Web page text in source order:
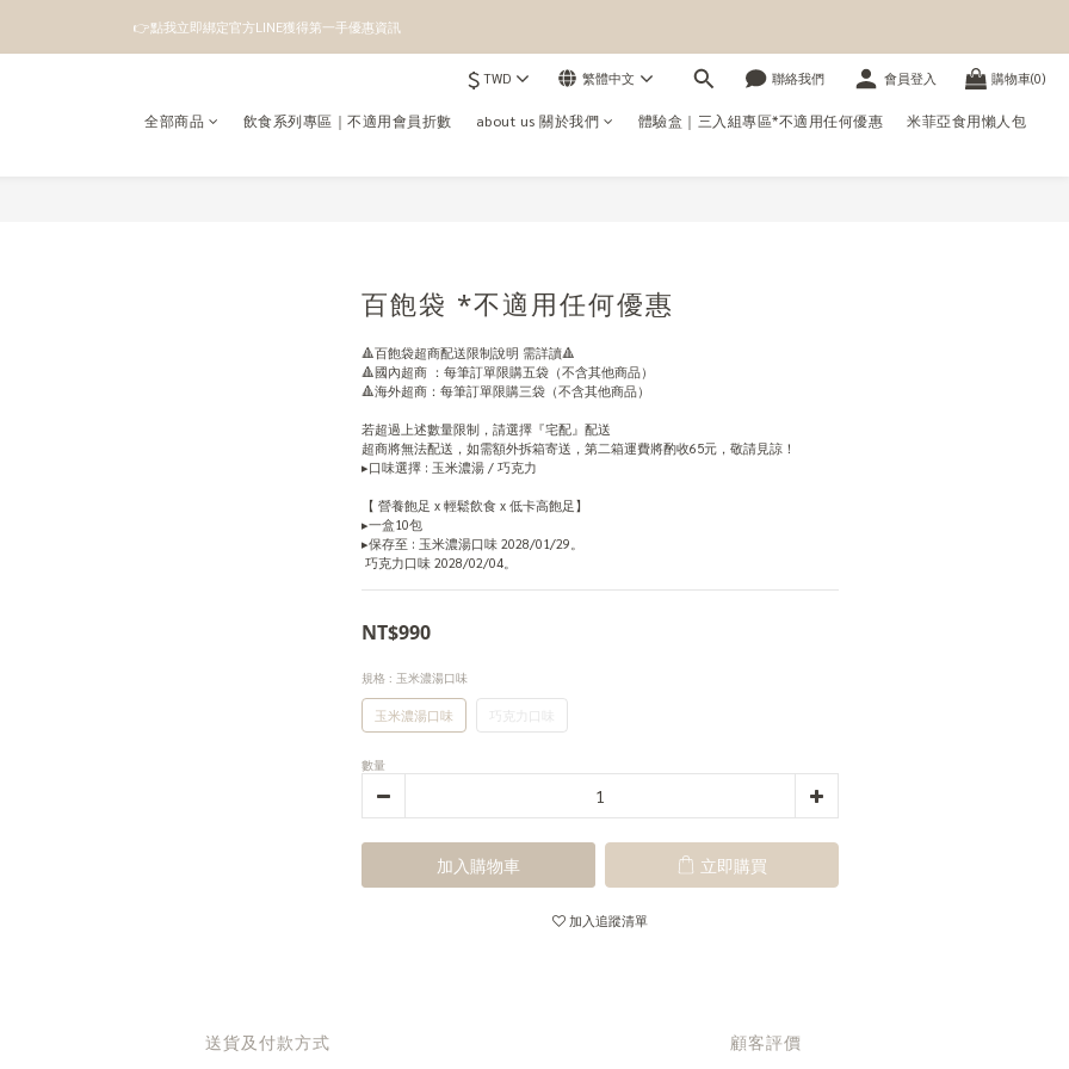
👉點我立即綁定官方LINE獲得第一手優惠資訊
註冊成為新會員即領100元購物金
$ TWD 繁體中文 聯絡我們 會員登入 購物車(0)
全部商品 飲食系列專區｜不適用會員折數 about us 關於我們 體驗盒｜三入組專區*不適用任何優惠 米菲亞食用懶人包
百飽袋 *不適用任何優惠
🔺百飽袋超商配送限制說明 需詳讀🔺
🔺國內超商 ：每筆訂單限購五袋（不含其他商品）
🔺海外超商：每筆訂單限購三袋（不含其他商品）
若超過上述數量限制，請選擇『宅配』配送
超商將無法配送，如需額外拆箱寄送，第二箱運費將酌收65元，敬請見諒！
▸口味選擇 : 玉米濃湯 / 巧克力
【 營養飽足 x 輕鬆飲食 x 低卡高飽足】
▸一盒10包
▸保存至 : 玉米濃湯口味 2028/01/29。
巧克力口味 2028/02/04。
NT$990
規格 : 玉米濃湯口味
玉米濃湯口味 巧克力口味
數量
加入購物車 立即購買
加入追蹤清單
送貨及付款方式 顧客評價